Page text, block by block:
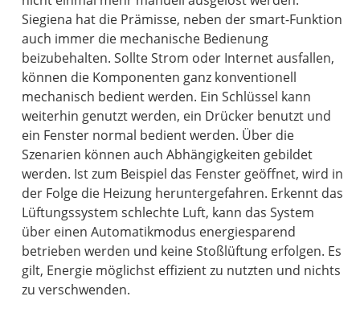
Siegiena hat die Prämisse, neben der smart-Funktion
auch immer die mechanische Bedienung
beizubehalten. Sollte Strom oder Internet ausfallen,
können die Komponenten ganz konventionell
mechanisch bedient werden. Ein Schlüssel kann
weiterhin genutzt werden, ein Drücker benutzt und
ein Fenster normal bedient werden. Über die
Szenarien können auch Abhängigkeiten gebildet
werden. Ist zum Beispiel das Fenster geöffnet, wird in
der Folge die Heizung heruntergefahren. Erkennt das
Lüftungssystem schlechte Luft, kann das System
über einen Automatikmodus energiesparend
betrieben werden und keine Stoßlüftung erfolgen. Es
gilt, Energie möglichst effizient zu nutzten und nichts
zu verschwenden.